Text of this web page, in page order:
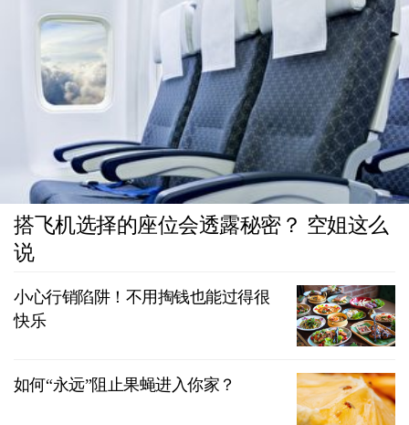
搭飞机选择的座位会透露秘密？ 空姐这么
说
小心行销陷阱！不用掏钱也能过得很
快乐
如何“永远”阻止果蝇进入你家？